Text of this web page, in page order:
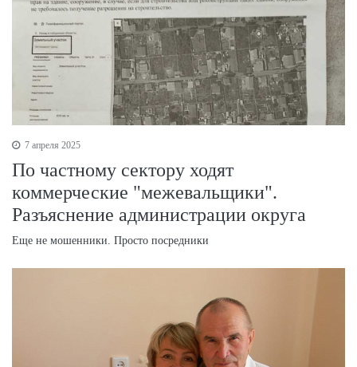
7 апреля 2025
По частному сектору ходят
коммерческие "межевальщики".
Разъяснение администрации округа
Еще не мошенники. Просто посредники